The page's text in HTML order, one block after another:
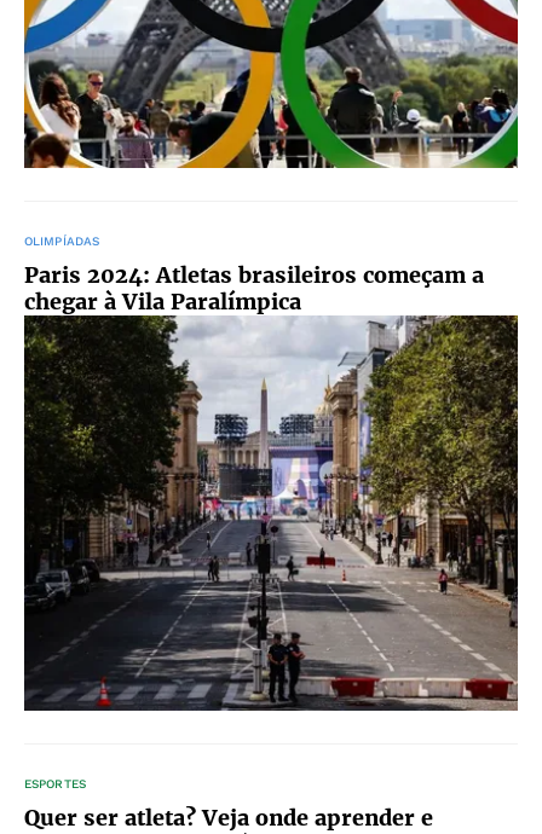
OLIMPÍADAS
Paris 2024: Atletas brasileiros começam a
chegar à Vila Paralímpica
ESPORTES
Quer ser atleta? Veja onde aprender e